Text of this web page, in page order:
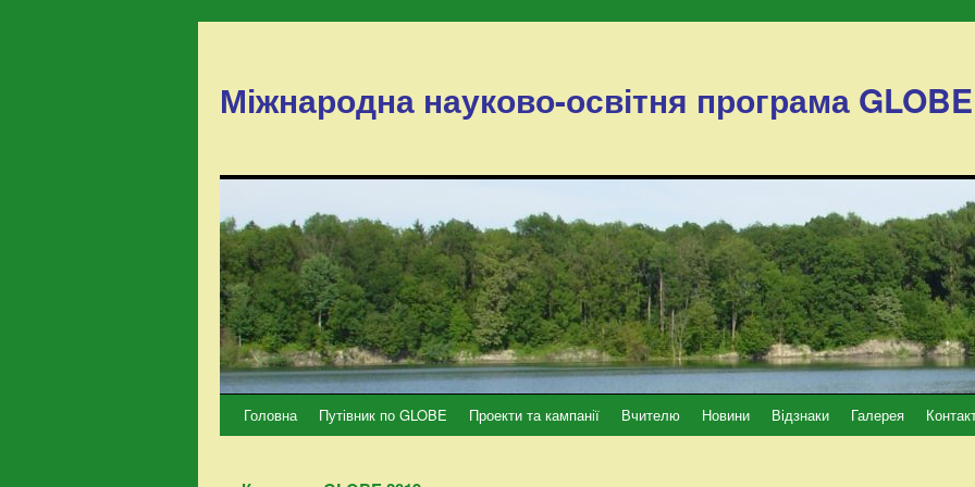
Міжнародна науково-освітня програма GLOBE
Перейти
Головна Путівник по GLOBE Проекти та кампанії Вчителю Новини Відзнаки Галерея